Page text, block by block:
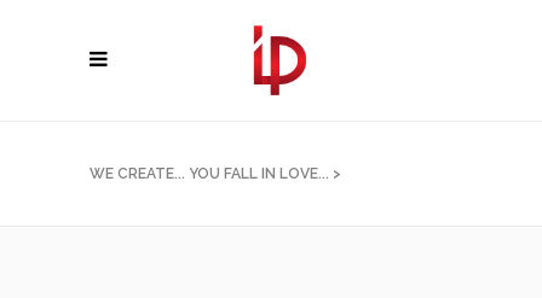
WE CREATE... YOU FALL IN LOVE... >